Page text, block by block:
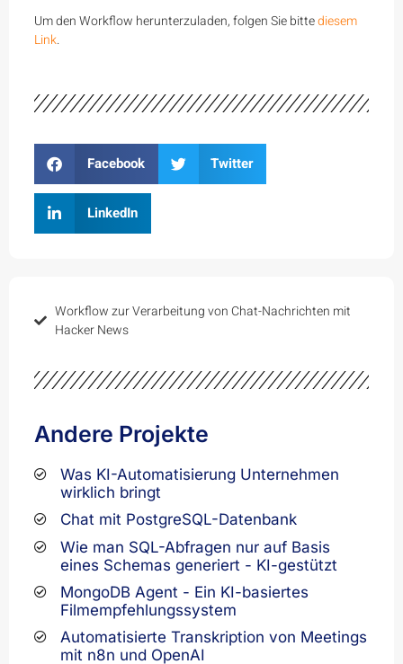
Um den Workflow herunterzuladen, folgen Sie bittediesem
Link.
Facebook Twitter
LinkedIn
Workflow zur Verarbeitung von Chat-Nachrichten mit
Hacker News
Andere Projekte
Was KI-Automatisierung Unternehmen
wirklich bringt
Chat mit PostgreSQL-Datenbank
Wie man SQL-Abfragen nur auf Basis
eines Schemas generiert - KI-gestützt
MongoDB Agent - Ein KI-basiertes
Filmempfehlungssystem
Automatisierte Transkription von Meetings
mit n8n und OpenAI